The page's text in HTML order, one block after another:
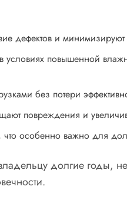
дефектов и
повышенной
без потери
повреждения и
особенно важно для
долгие годы,